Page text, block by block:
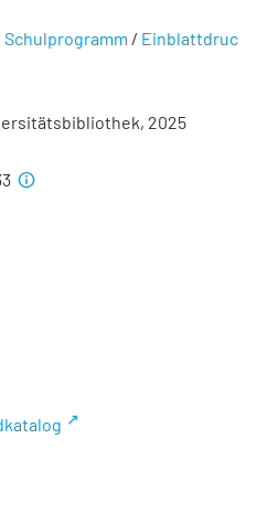
Schulprogramm / Einblattdruc
2025